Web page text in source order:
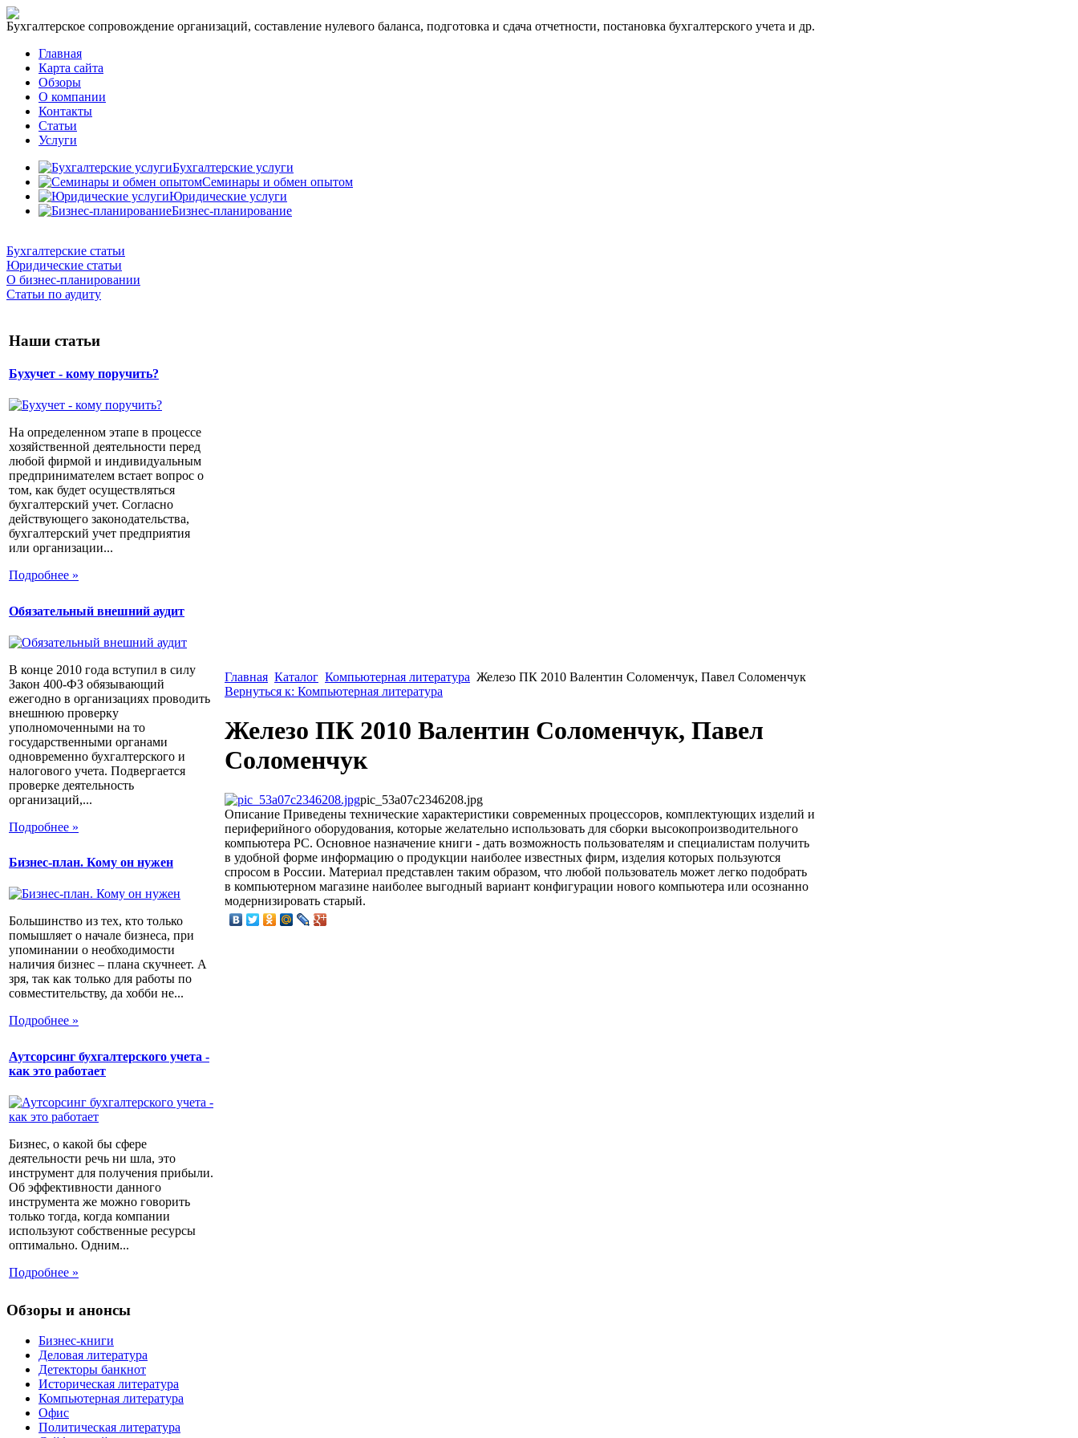
Бухгалтерское сопровождение организаций, составление нулевого баланса, подготовка и сдача отчетности, постановка бухгалтерского учета и др.
Главная
Карта сайта
Обзоры
О компании
Контакты
Статьи
Услуги
Бухгалтерские услуги
Семинары и обмен опытом
Юридические услуги
Бизнес-планирование
Бухгалтерские статьи
Юридические статьи
О бизнес-планировании
Статьи по аудиту
Наши статьи
Бухучет - кому поручить?
На определенном этапе в процессе
хозяйственной деятельности перед
любой фирмой и индивидуальным
предпринимателем встает вопрос о
том, как будет осуществляться
бухгалтерский учет. Согласно
действующего законодательства,
бухгалтерский учет предприятия
или организации...
Подробнее »
Обязательный внешний аудит
В конце 2010 года вступил в силу
Закон 400-ФЗ обязывающий
ежегодно в организациях проводить
внешнюю проверку
уполномоченными на то
государственными органами
одновременно бухгалтерского и
налогового учета. Подвергается
проверке деятельность
организаций,...
Подробнее »
Бизнес-план. Кому он нужен
Большинство из тех, кто только
помышляет о начале бизнеса, при
упоминании о необходимости
наличия бизнес – плана скучнеет. А
зря, так как только для работы по
совместительству, да хобби не...
Подробнее »
Аутсорсинг бухгалтерского учета -
как это работает
Бизнес, о какой бы сфере
деятельности речь ни шла, это
инструмент для получения прибыли.
Об эффективности данного
инструмента же можно говорить
только тогда, когда компании
используют собственные ресурсы
оптимально. Одним...
Подробнее »
Главная Каталог Компьютерная литература Железо ПК 2010 Валентин Соломенчук, Павел Соломенчук
Вернуться к: Компьютерная литература
Железо ПК 2010 Валентин Соломенчук, Павел
Соломенчук
pic_53a07c2346208.jpg
Описание Приведены технические характеристики современных процессоров, комплектующих изделий и
периферийного оборудования, которые желательно использовать для сборки высокопроизводительного
компьютера PC. Основное назначение книги - дать возможность пользователям и специалистам получить
в удобной форме информацию о продукции наиболее известных фирм, изделия которых пользуются
спросом в России. Материал представлен таким образом, что любой пользователь может легко подобрать
в компьютерном магазине наиболее выгодный вариант конфигурации нового компьютера или осознанно
модернизировать старый.
Обзоры и анонсы
Бизнес-книги
Деловая литература
Детекторы банкнот
Историческая литература
Компьютерная литература
Офис
Политическая литература